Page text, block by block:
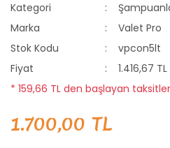
Kategori
Marka
Valet Pro
Stok Kodu
vpcon5lt
Fiyat
1.416,67
* 159,66 TL den başlayan
1.700,00 TL